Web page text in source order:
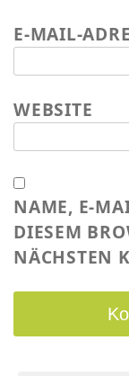
E-MAIL-
WEBSITE
NAME, E-
DIESEM
NÄCHSTEN